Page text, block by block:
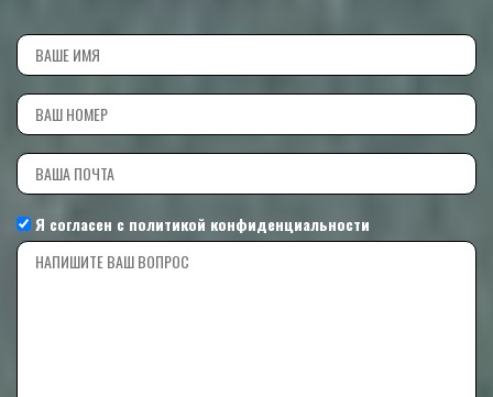
Я согласен с политикой конфиденциальности